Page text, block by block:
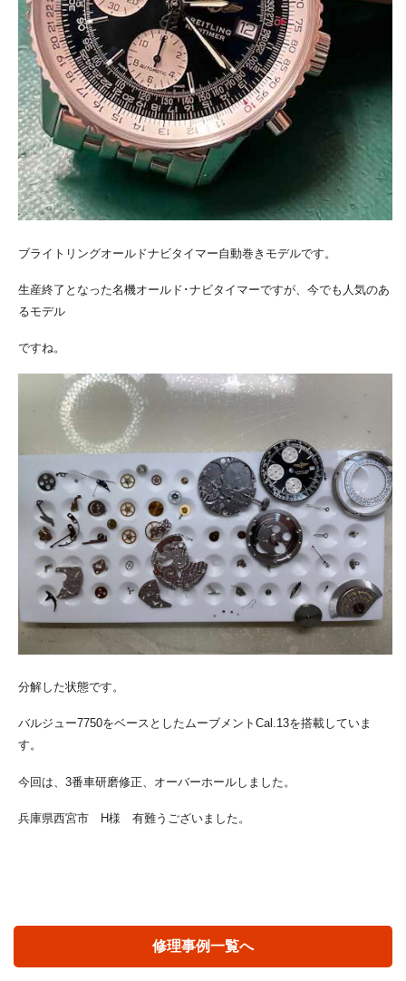
ブライトリングオールドナビタイマー自動巻きモデルです。
生産終了となった名機オールド･ナビタイマーですが、今でも人気のあ
るモデル
ですね。
分解した状態です。
バルジュー7750をベースとしたムーブメントCal.13を搭載していま
す。
今回は、3番車研磨修正、オーバーホールしました。
兵庫県西宮市 H様 有難うございました。
修理事例一覧へ